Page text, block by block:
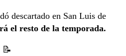
descartado en San Luis de
el resto de la temporada.
📝